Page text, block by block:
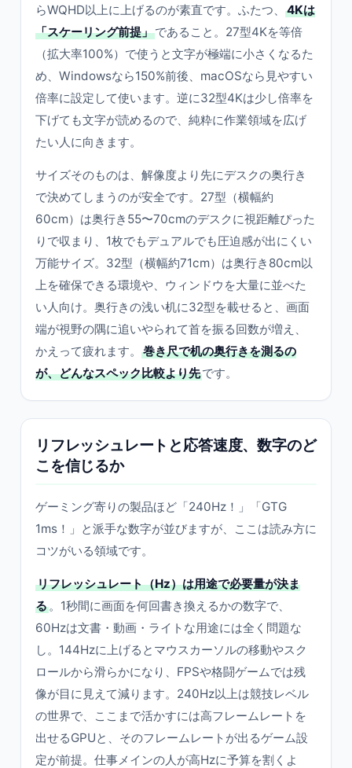
らWQHD以上に上げるのが素直です。ふたつ、
4Kは
「スケーリング前提」であること。27型4Kを等倍
（拡大率100%）で使うと文字が極端に小さくなるた
め、Windowsなら150%前後、macOSなら見やすい
倍率に設定して使います。逆に32型4Kは少し倍率を
下げても文字が読めるので、純粋に作業領域を広げ
たい人に向きます。
サイズそのものは、解像度より先にデスクの奥行き
で決めてしまうのが安全です。27型（横幅約
60cm）は奥行き55〜70cmのデスクに視距離ぴった
りで収まり、1枚でもデュアルでも圧迫感が出にくい
万能サイズ。32型（横幅約71cm）は奥行き80cm以
上を確保できる環境や、ウィンドウを大量に並べた
い人向け。奥行きの浅い机に32型を載せると、画面
端が視野の隅に追いやられて首を振る回数が増え、
かえって疲れます。
巻き尺で机の奥行きを測るの
が、どんなスペック比較より先です。
リフレッシュレートと応答速度、数字のど
こを信じるか
ゲーミング寄りの製品ほど「240Hz！」「GTG
1ms！」と派手な数字が並びますが、ここは読み方に
コツがいる領域です。
リフレッシュレート（Hz）は用途で必要量が決ま
る。1秒間に画面を何回書き換えるかの数字で、
60Hzは文書・動画・ライトな用途には全く問題な
し。144Hzに上げるとマウスカーソルの移動やスク
ロールから滑らかになり、FPSや格闘ゲームでは残
像が目に見えて減ります。240Hz以上は競技レベル
の世界で、ここまで活かすには高フレームレートを
出せるGPUと、そのフレームレートが出るゲーム設
定が前提。仕事メインの人が高Hzに予算を割くよ